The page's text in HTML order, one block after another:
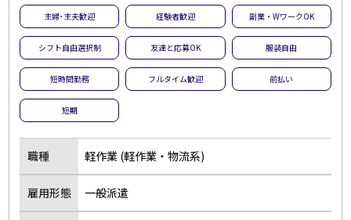
主婦･主夫歓迎 経験者歓迎 副業・WワークOK
シフト自由選択制 友達と応募OK 服装自由
短時間勤務 フルタイム歓迎 前払い
短期
職種 軽作業 (軽作業・物流系)
雇用形態 一般派遣